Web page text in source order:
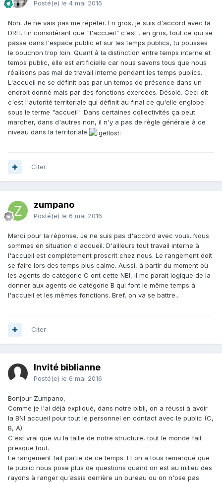
Posté(e) le 4 mai 2016
Non. Je ne vais pas me répéter. En gros, je suis d'accord avec ta
DRH. En considérant que "l'accueil" c'est , en gros, tout ce qui se
passe dans l'espace public et sur les temps publics, tu pousses
le bouchon trop loin. Quant à la distinction entre temps interne et
temps public, elle est artificielle car nous savons tous que nous
réalisons pas mal de travail interne pendant les temps publics.
L'accueil ne se définit pas par un temps de présence dans un
endroit donné mais par des fonctions exercées. Désolé. Ceci dit
c'est l'autorité territoriale qui définit au final ce qu'elle englobe
sous le terme "accueil". Dans certaines collectivités ça peut
marcher, dans d'autres non, il n'y a pas de règle générale à ce
niveau dans la territoriale
Citer
zumpano
Posté(e) le 6 mai 2016
Merci pour la réponse. Je ne suis pas d'accord avec vous. Nous
sommes en situation d'accueil. D'ailleurs tout travail interne à
l'accueil est complètement proscrit chez nous. Le rangement doit
se faire lors des temps plus calme. Aussi, à partir du moment où
les agents de catégorie C ont cette NBI, il me parait logique de la
donner aux agents de catégorie B qui font le même temps à
l'accueil et les mêmes fonctions. Bref, on va se battre...
Citer
Invité biblianne
Posté(e) le 6 mai 2016
Bonjour Zumpano,
Comme je l'ai déjà expliqué, dans notre bibli, on a réussi à avoir
la BNI accueil pour tout le personnel en contact avec le public (C,
B, A).
C'est vrai que vu la taille de notre structure, tout le monde fait
presque tout.
Le rangement fait partie de ce temps. Et on a tous remarqué que
le public nous pose plus de questions quand on est au milieu des
rayons à ranger qu'assis derrière un bureau ou on n'ose pas